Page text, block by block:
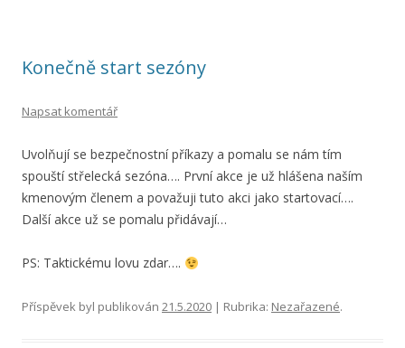
Konečně start sezóny
Napsat komentář
Uvolňují se bezpečnostní příkazy a pomalu se nám tím
spouští střelecká sezóna…. První akce je už hlášena naším
kmenovým členem a považuji tuto akci jako startovací….
Další akce už se pomalu přidávají…
PS: Taktickému lovu zdar….
Příspěvek byl publikován 21.5.2020 | Rubrika: Nezařazené.